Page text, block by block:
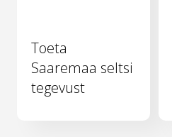
Toeta
Saaremaa seltsi
tegevust